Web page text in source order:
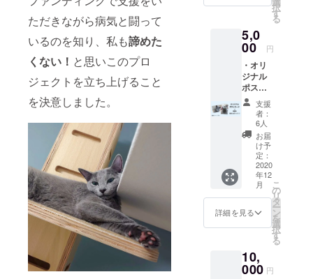
ただきながら病気と闘って
いるのを知り、私も諦めた
くない！ と思いこのプロ
ジェクトを立ち上げること
を決意しました。
択
す
る
5,0
00 円
・オリ
ジナル
ポスト
カード
・感謝
を込め
たお礼
のメッ
セージ
・活動
報告
支援
者：
6人
お届
け予
定：
2020
年12
月
詳細を見る
こ
の
リ
タ
ー
ン
を
選
択
す
る
10,
000 円